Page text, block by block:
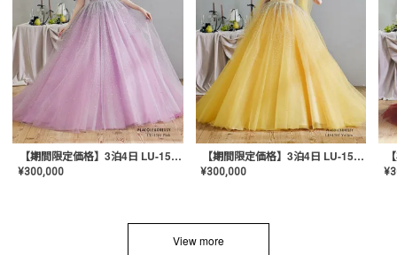
【期間限定価格】3泊4日 LU-1501(Pink)
¥300,000
【期間限定価格】3泊4日 LU-1501(Yellow)
¥300,000 ¥
View more